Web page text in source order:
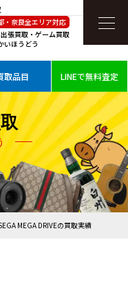
・奈良全エリア対応
張買取・ゲーム買取
いほうどう
取品目 LINEで無料査定
MEGA DRIVEの買取実績